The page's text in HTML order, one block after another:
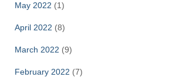
May 2022 (1)
April 2022 (8)
March 2022 (9)
February 2022 (7)